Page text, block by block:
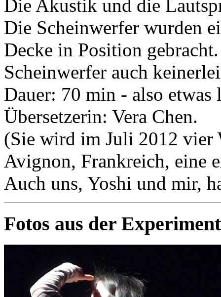
Die Akustik und die
Die Scheinwerfer wurden
Decke in Position
Scheinwerfer auch
Dauer: 70 min - also etwas
Übersetzerin: Vera Chen.
(Sie wird im Juli 2012 vier
Avignon, Frankreich, eine
Auch uns, Yoshi und mir,
Fotos aus der